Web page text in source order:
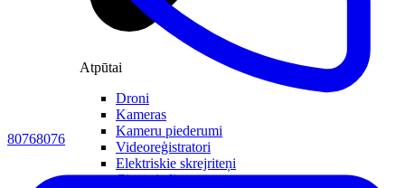
Atpūtai
Droni
Kameras
Kameru piederumi
Videoreģistratori
Elektriskie skrejriteņi
Citas viedierīces
80768076